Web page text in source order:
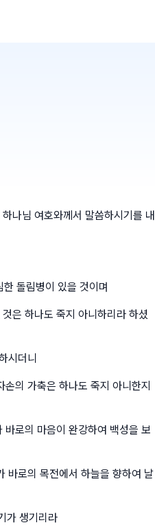
나님 여호와께서 말씀하시기를 내
돌림병이 있을 것이며
은 하나도 죽지 아니하리라 하셨
시더니
의 가축은 하나도 죽지 아니한지
로의 마음이 완강하여 백성을 보
바로의 목전에서 하늘을 향하여 날
가 생기리라